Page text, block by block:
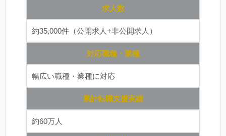
求人数
約35,000件（公開求人+非公開求人）
対応職種・業種
幅広い職種・業種に対応
累計転職支援実績
約60万人